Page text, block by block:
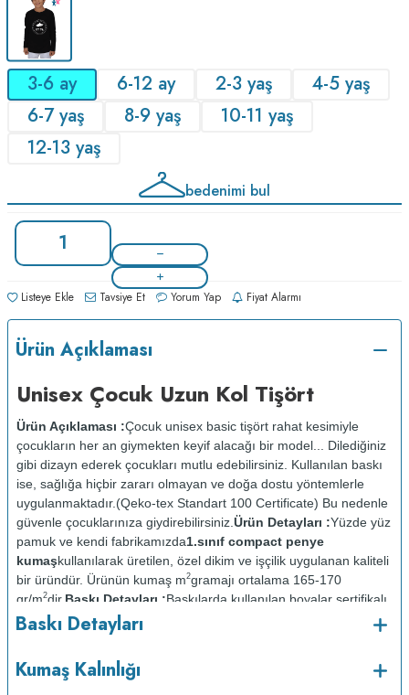
3-6 ay 6-12 ay 2-3 yaş
4-5 yaş
6-7 yaş
8-9 yaş
10-11 yaş
12-13 yaş
bedenimi bul
Listeye Ekle Tavsiye Et Yorum Yap Fiyat Alarmı
Ürün Açıklaması
Unisex Çocuk Uzun Kol Tişört
Ürün Açıklaması :Çocuk unisex basic tişört rahat kesimiyle
çocukların her an giymekten keyif alacağı bir model... Dilediğiniz
gibi dizayn ederek çocukları mutlu edebilirsiniz. Kullanılan baskı
ise, sağlığa hiçbir zararı olmayan ve doğa dostu yöntemlerle
uygulanmaktadır.(Qeko-tex Standart 100 Certificate) Bu nedenle
güvenle çocuklarınıza giydirebilirsiniz. Ürün Detayları :Yüzde yüz
pamuk ve kendi fabrikamızda1.sınıf compact penye
kumaşkullanılarak üretilen, özel dikim ve işçilik uygulanan kaliteli
bir üründür. Ürünün kumaş m2gramajı ortalama 165-170
gr/m2dir. Baskı Detayları :Baskılarda kullanılan boyalar sertifikalı
ve güvenlidir; insan sağlığına zarar vermez.
maksimum 30 de ve tersten yıkanır.
Baskı Detayları
Kumaş Kalınlığı